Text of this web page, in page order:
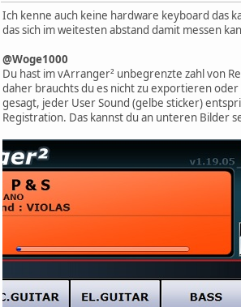
Ich kenne auch keine hardware keyboard das
das sich im weitesten abstand damit messen
@Woge1000
Du hast im vArranger² unbegrenzte zahl von
daher brauchts du es nicht zu exportieren
gesagt, jeder User Sound (gelbe sticker)
Registration. Das kannst du an unteren Bilder